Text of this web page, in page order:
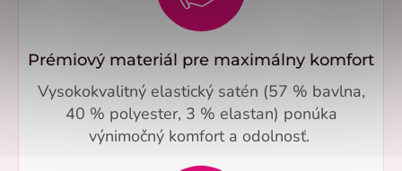
Prémiový materiál pre maximálny komfort
Vysokokvalitný elastický satén (57 % bavlna,
40 % polyester, 3 % elastan) ponúka
výnimočný komfort a odolnosť.